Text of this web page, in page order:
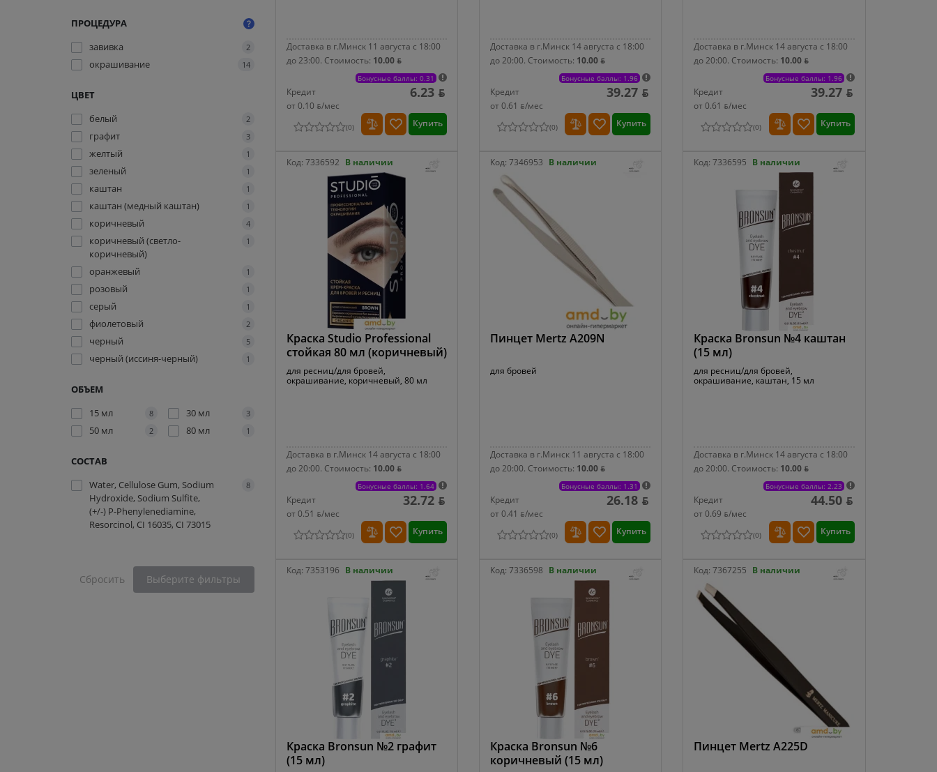
ПРОЦЕДУРА
завивка
2
окрашивание 14
ЦВЕТ
белый
2
графит 3
желтый 1
зеленый 1
каштан 1
каштан (медный каштан) 1
коричневый 4
коричневый (светло-
коричневый)
1
оранжевый 1
розовый 1
серый 1
фиолетовый 2
черный 5
черный (иссиня-черный) 1
ОБЪЕМ
15 мл
8 30 мл 3
50 мл 2 80 мл 1
СОСТАВ
Water, Cellulose Gum, Sodium
Hydroxide, Sodium Sulfite,
(+/-) P-Phenylenediamine,
Resorcinol, CI 16035, CI 73015
8
Сбросить Выберите фильтры
Доставка в г.Минск 11 августа с 18:00
до 23:00. Стоимость: 10.00 ƃ
Бонусные баллы: 0.31
Кредит
от 0.10 ƃ/мec
6.23 ƃ
(0) Купить
Доставка в г.Минск 14 августа с 18:00
до 20:00. Стоимость: 10.00 ƃ
Бонусные баллы: 1.96
Кредит
от 0.61 ƃ/мec
39.27 ƃ
(0) Купить
Доставка в г.Минск 14 августа с 18:00
до 20:00. Стоимость: 10.00 ƃ
Бонусные баллы: 1.96
Кредит
от 0.61 ƃ/мec
39.27 ƃ
(0) Купить
Код: 7336592 В наличии
Краска Studio Professional
стойкая 80 мл (коричневый)
для ресниц/для бровей,
окрашивание, коричневый, 80 мл
Доставка в г.Минск 14 августа с 18:00
до 20:00. Стоимость: 10.00 ƃ
Бонусные баллы: 1.64
Кредит
от 0.51 ƃ/мec
32.72 ƃ
(0) Купить
Код: 7346953 В наличии
Пинцет Mertz A209N
для бровей
Доставка в г.Минск 11 августа с 18:00
до 20:00. Стоимость: 10.00 ƃ
Бонусные баллы: 1.31
Кредит
от 0.41 ƃ/мec
26.18 ƃ
(0) Купить
Код:7336595 В наличии
Краска Bronsun №4 каштан
(15 мл)
для ресниц/для бровей,
окрашивание, каштан, 15 мл
Доставка в г.Минск 14 августа с 18:00
до 20:00. Стоимость: 10.00 ƃ
Бонусные баллы: 2.23
Кредит
от 0.69 ƃ/мec
44.50 ƃ
(0) Купить
Код: 7353196 В наличии
Краска Bronsun №2 графит
(15 мл)
Код: 7336598 В наличии
Краска Bronsun №6
коричневый (15 мл)
Код:7367255 В наличии
Пинцет Mertz A225D